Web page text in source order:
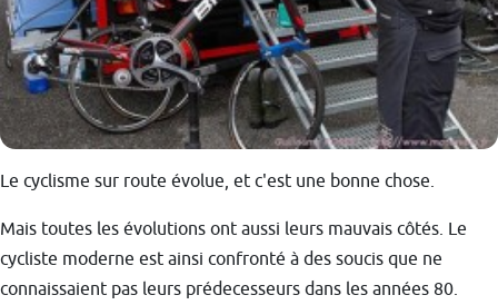
Le cyclisme sur route évolue, et c'est une bonne chose.
Mais toutes les évolutions ont aussi leurs mauvais côtés. Le
cycliste moderne est ainsi confronté à des soucis que ne
connaissaient pas leurs prédecesseurs dans les années 80.